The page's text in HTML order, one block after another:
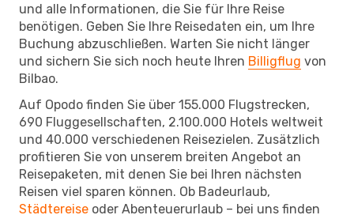
und alle Informationen, die Sie für Ihre Reise
benötigen. Geben Sie Ihre Reisedaten ein, um Ihre
Buchung abzuschließen. Warten Sie nicht länger
und sichern Sie sich noch heute Ihren Billigflug von
Bilbao.
Auf Opodo finden Sie über 155.000 Flugstrecken,
690 Fluggesellschaften, 2.100.000 Hotels weltweit
und 40.000 verschiedenen Reisezielen. Zusätzlich
profitieren Sie von unserem breiten Angebot an
Reisepaketen, mit denen Sie bei Ihren nächsten
Reisen viel sparen können. Ob Badeurlaub,
Städtereise oder Abenteuerurlaub – bei uns finden